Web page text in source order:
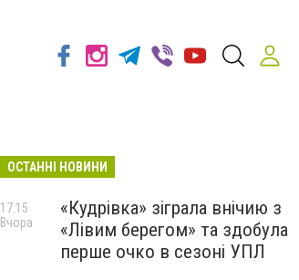
ОСТАННІ НОВИНИ
«Кудрівка» зіграла внічию з
«Лівим берегом» та здобула
перше очко в сезоні УПЛ
17:15
Вчора